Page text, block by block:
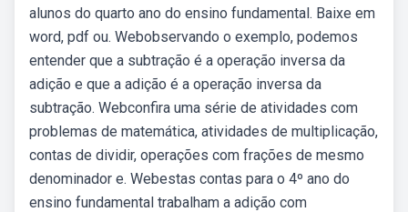
alunos do quarto ano do ensino fundamental. Baixe em
word, pdf ou. Webobservando o exemplo, podemos
entender que a subtração é a operação inversa da
adição e que a adição é a operação inversa da
subtração. Webconfira uma série de atividades com
problemas de matemática, atividades de multiplicação,
contas de dividir, operações com frações de mesmo
denominador e. Webestas contas para o 4º ano do
ensino fundamental trabalham a adição com